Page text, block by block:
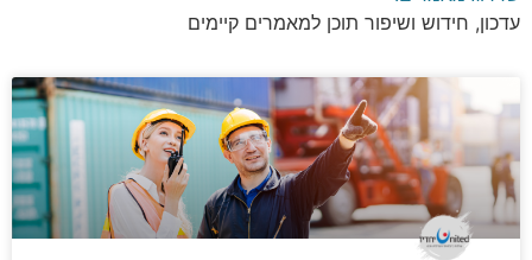
עדכון, חידוש ושיפור תוכן למאמרים קיימים